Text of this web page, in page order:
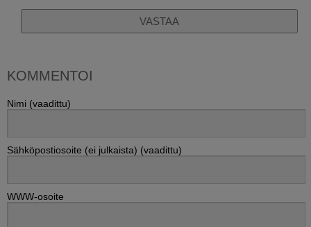
VASTAA
KOMMENTOI
Nimi (vaadittu)
Sähköpostiosoite (ei julkaista) (vaadittu)
WWW-osoite